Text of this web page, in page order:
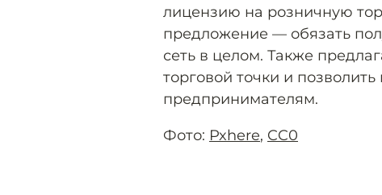
лицензию на розничную
предложение — обязать
сеть в целом. Также
торговой точки и
предпринимателям.
Фото: Pxhere, CC0